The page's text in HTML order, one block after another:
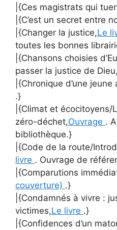
|{Ces magistrats qui
|{C’est un secret entre
|{Changer la justice,Le
toutes les bonnes
|{Chansons choisies
passer la justice de Dieu,
|{Chronique d’une jeune
.}
|{Climat et écocitoyens/
zéro-déchet,Ouvrage .
bibliothèque.}
|{Code de la route/
livre . Ouvrage de
|{Comparutions
couverture) .}
|{Condamnés à vivre :
victimes,Le livre .}
|{Confidences d’un